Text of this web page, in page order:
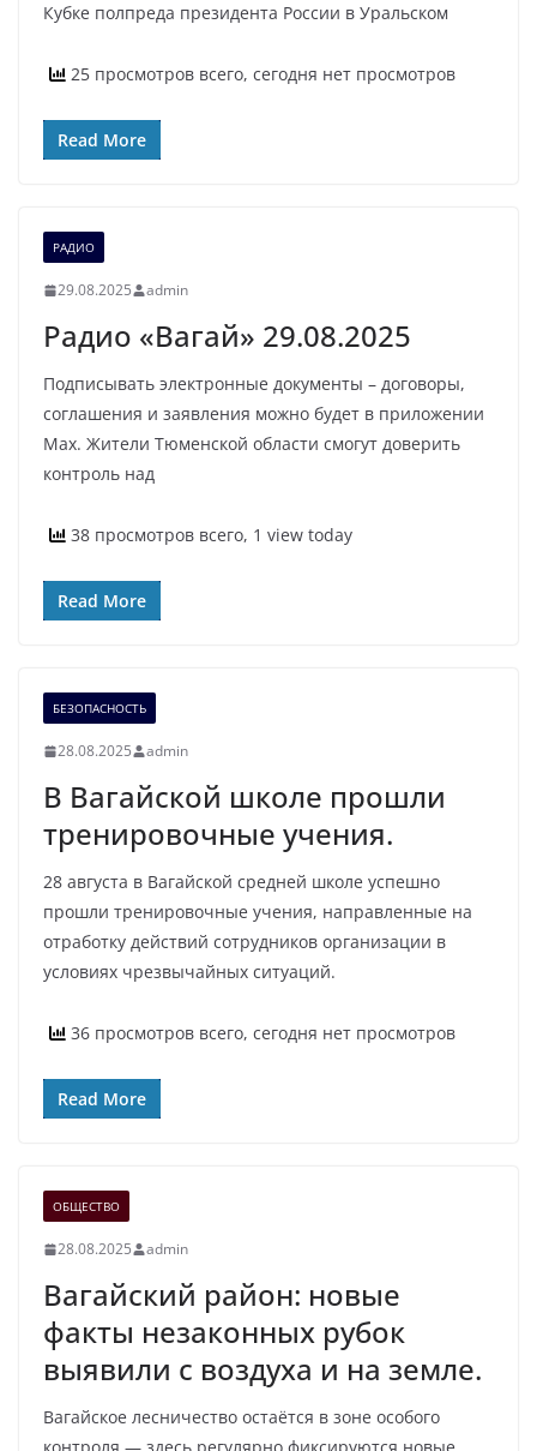
Кубке полпреда президента России в Уральском
25 просмотров всего, сегодня нет просмотров
Read More
РАДИО
29.08.2025 admin
Радио «Вагай» 29.08.2025
Подписывать электронные документы – договоры,
соглашения и заявления можно будет в приложении
Мах. Жители Тюменской области смогут доверить
контроль над
38 просмотров всего, 1 view today
Read More
БЕЗОПАСНОСТЬ
28.08.2025 admin
В Вагайской школе прошли
тренировочные учения.
28 августа в Вагайской средней школе успешно
прошли тренировочные учения, направленные на
отработку действий сотрудников организации в
условиях чрезвычайных ситуаций.
36 просмотров всего, сегодня нет просмотров
Read More
ОБЩЕСТВО
28.08.2025 admin
Вагайский район: новые
факты незаконных рубок
выявили с воздуха и на земле.
Вагайское лесничество остаётся в зоне особого